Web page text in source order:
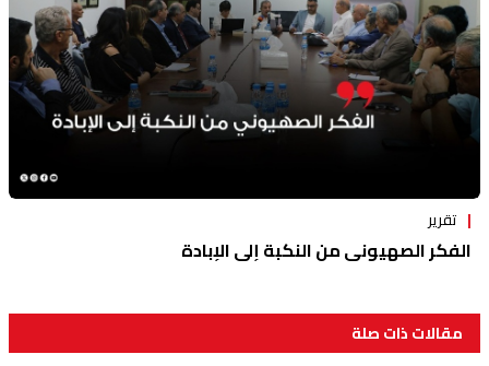
تقرير
الفكر الصهيوني من النكبة إلى الإبادة
مقالات ذات صلة